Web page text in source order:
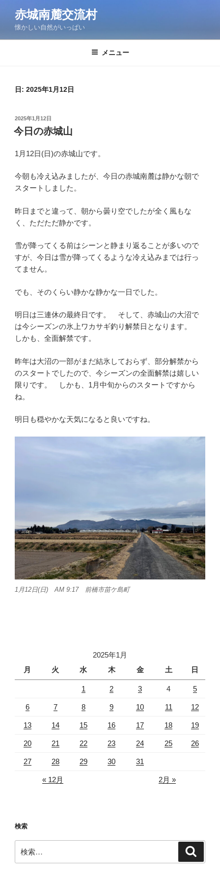
ン
赤城南麓交流村
懐かしい自然がいっぱい
メニュー
日: 2025年1月12日
投
稿
日:
2025年1月12日
今日の赤城山
1月12日(日)の赤城山です。
今朝も冷え込みましたが、今日の赤城南麓は静かな朝で
スタートしました。
昨日までと違って、朝から曇り空でしたが全く風もな
く、ただただ静かです。
雪が降ってくる前はシーンと静まり返ることが多いので
すが、今日は雪が降ってくるような冷え込みまでは行っ
てません。
でも、そのくらい静かな静かな一日でした。
明日は三連休の最終日です。 そして、赤城山の大沼で
は今シーズンの氷上ワカサギ釣り解禁日となります。
しかも、全面解禁です。
昨年は大沼の一部がまだ結氷しておらず、部分解禁から
のスタートでしたので、今シーズンの全面解禁は嬉しい
限りです。 しかも、1月中旬からのスタートですから
ね。
明日も穏やかな天気になると良いですね。
1月12日(日) AM 9:17 前橋市苗ケ島町
2025年1月
月
火 水 木 金 土 日
1 2 3 4 5
6 7 8 9 10 11 12
13 14 15 16 17 18 19
20 21 22 23 24 25 26
27 28 29 30 31
« 12月 2月 »
検索
索: